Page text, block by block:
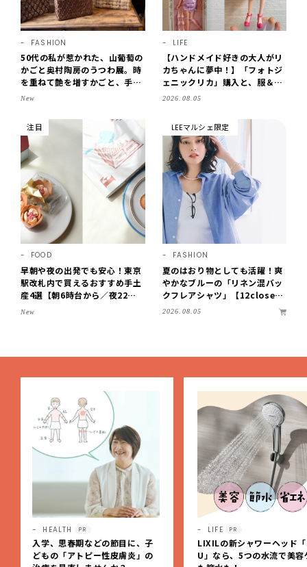
FASHION
50代の私が惹かれた、山葡萄の
かごと奥村陶房のうつわ展。時
を重ねて艶を増すかごと、手仕
事の美しさに出会いました。
New
LIFE
【ハンドメイド好きの大人がリ
カちゃんに夢中！】「フォトジ
ェニックリカ」購入と、服＆ク
ローゼットの手づくり実例をご
2026.08.05
注目
FOOD
早朝や夜の出発でも安心！東京
駅改札内で買えるおすすめ手土
産4選【朝6時台から／夜22時
まで営業】
New
LEEマルシェ限定
FASHION
夏のはおり物としても活躍！爽
やかなブルーの「リネン混バッ
クフレアシャツ」【12close
t】
2026.08.05
LIFE PR
LIXILの新シャワーヘッド「SPA
U」なら、5つの水流で美容ケア
HEALTH
もうニオイを気にしなくっ
いい！「のびのび®サロン